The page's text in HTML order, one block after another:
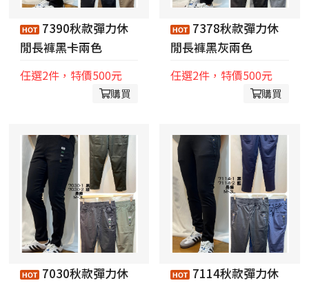
7390秋款彈力休
閒長褲黑卡兩色
任選2件，特價500元
購買
7378秋款彈力休
閒長褲黑灰兩色
任選2件，特價500元
購買
7030秋款彈力休
7114秋款彈力休